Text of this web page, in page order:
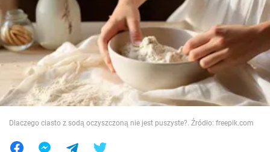
Społeczeństwo
Wojna na Ukrainie
Świat
Jedzenie
Dlaczego ciasto z sodą oczyszczoną nie jest puszyste?. Źródło: freepik.com